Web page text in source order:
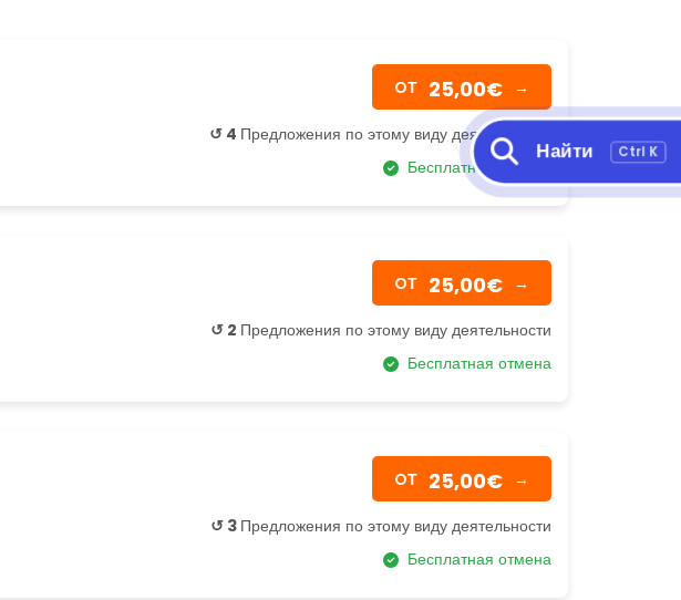
OТ 25,00€ →
↺ 4 Предложения по этому виду деятельности
Бесплатная отмена
OТ 25,00€ →
↺ 2 Предложения по этому виду деятельности
Бесплатная отмена
OТ 25,00€ →
↺ 3 Предложения по этому виду деятельности
Бесплатная отмена
Найти Ctrl K